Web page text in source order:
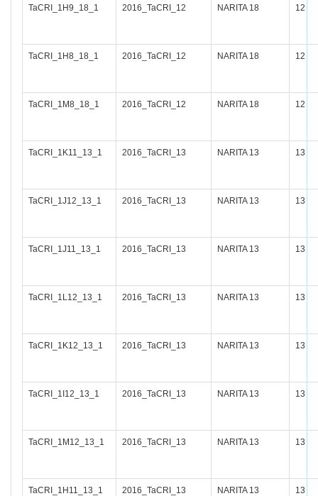
TaCRI_1H9_18_1 2016_TaCRI_12 NARITA 18 12
TaCRI_1H8_18_1 2016_TaCRI_12 NARITA 18 12
TaCRI_1M8_18_1 2016_TaCRI_12 NARITA 18 12
TaCRI_1K11_13_1 2016_TaCRI_13 NARITA 13 13
TaCRI_1J12_13_1 2016_TaCRI_13 NARITA 13 13
TaCRI_1J11_13_1 2016_TaCRI_13 NARITA 13 13
TaCRI_1L12_13_1 2016_TaCRI_13 NARITA 13 13
TaCRI_1K12_13_1 2016_TaCRI_13 NARITA 13 13
TaCRI_1I12_13_1 2016_TaCRI_13 NARITA 13 13
TaCRI_1M12_13_1 2016_TaCRI_13 NARITA 13 13
TaCRI_1H11_13_1 2016_TaCRI_13 NARITA 13 13